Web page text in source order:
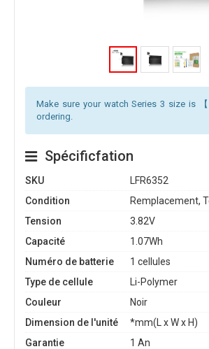
Make sure your watch Series 3 size is
ordering.
Spécificfation
SKU
LFR6352
Condition
Remplacement,
Tension
3.82V
Capacité
1.07Wh
Numéro de batterie
1 cellules
Type de cellule
Li-Polymer
Couleur
Noir
Dimension de l'unité
*mm(L x W x H)
Garantie
1 An